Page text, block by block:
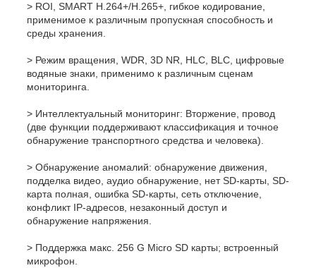
> ROI, SMART H.264+/H.265+, гибкое кодирование,
применимое к различным пропускная способность и
среды хранения.
> Режим вращения, WDR, 3D NR, HLC, BLC, цифровые
водяные знаки, применимо к различным сценам
мониторинга.
> Интеллектуальный мониторинг: Вторжение, провод
(две функции поддерживают классификация и точное
обнаружение транспортного средства и человека).
> Обнаружение аномалий: обнаружение движения,
подделка видео, аудио обнаружение, нет SD-карты, SD-
карта полная, ошибка SD-карты, сеть отключение,
конфликт IP-адресов, незаконный доступ и
обнаружение напряжения.
> Поддержка макс. 256 G Micro SD карты; встроенный
микрофон.